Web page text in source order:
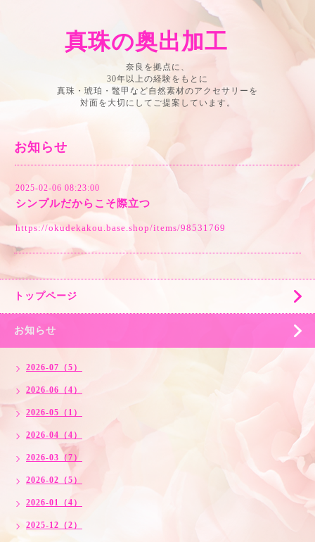
真珠の奥出加工
奈良を拠点に、
30年以上の経験をもとに
真珠・琥珀・鼈甲など自然素材のアクセサリーを
対面を大切にしてご提案しています。
お知らせ
2025-02-06 08:23:00
シンプルだからこそ際立つ
https://okudekakou.base.shop/items/98531769
トップページ
お知らせ
2026-07（5）
2026-06（4）
2026-05（1）
2026-04（4）
2026-03（7）
2026-02（5）
2026-01（4）
2025-12（2）